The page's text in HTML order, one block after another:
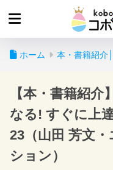
ホーム 本・書籍紹介
【本・書籍紹介
なる! すぐに上
23（山田 芳文
ション）